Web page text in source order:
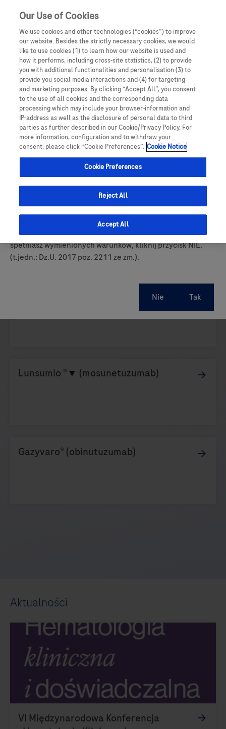
Oświadczam, że jestem lekarzem medycyny, farmaceutą
lub osobą prowadzącą obrót produktami leczniczymi.
Podmiotem odpowiedzialnym za treści zamieszczone na
portalu internetowym dlalekarzy.roche.pl jest spółka
Roche Polska Sp. z o.o. z siedzibą w Warszawie, ul.
Domaniewska 28, 02-672, KRS: 0000118292. UWAGA!
Portal ten zawiera treści będące reklamą produktów
leczniczych wydawanych jedynie na podstawie recepty w
rozumieniu ustawy z dnia 6 września 2001 roku Prawo
farmaceutyczne (t. jedn.: Dz.U. 2008, Nr 45, poz 271 z późn.
zm.) („Prawo farmaceutyczne”). Zasoby portalu
internetowego dlalekarzy.roche.pl są dostępne jedynie
dla osób uprawnionych do wystawiania recept lub osób
prowadzących obrót produktami leczniczymi. Jeśli nie
spełniasz wymienionych warunków, kliknij przycisk NIE.
(t.jedn.: Dz.U. 2017 poz. 2211 ze zm.).
Hemato onkologia
Naszym celem jest pomoc pacjentom z nowotworami
układu chłonnego poprzez umożliwianie dostępu do
innowacyjnych terapii, które znacząco poprawiają
wyniki leczenia.
Leki
Proszę kliknąć w logotyp wybranego leku, aby przejść
do strony z jego mechanizmem działania, profilem
bezpieczeństwa, opisem skuteczności oraz innymi
informacjami.
Aktualności
Our Use of Cookies
We use cookies and other technologies (“cookies”) to improve
our website. Besides the strictly necessary cookies, we would
like to use cookies (1) to learn how our website is used and
how it performs, including cross-site statistics, (2) to provide
you with additional functionalities and personalisation (3) to
provide you social media interactions and (4) for targeting
and marketing purposes. By clicking “Accept All”, you consent
to the use of all cookies and the corresponding data
processing which may include your browser-information and
IP-address as well as the disclosure of personal data to third
parties as further described in our Cookie/Privacy Policy. For
more information, configuration and to withdraw your
consent, please click “Cookie Preferences”. Cookie Notice
Cookie Preferences
Reject All
Accept All